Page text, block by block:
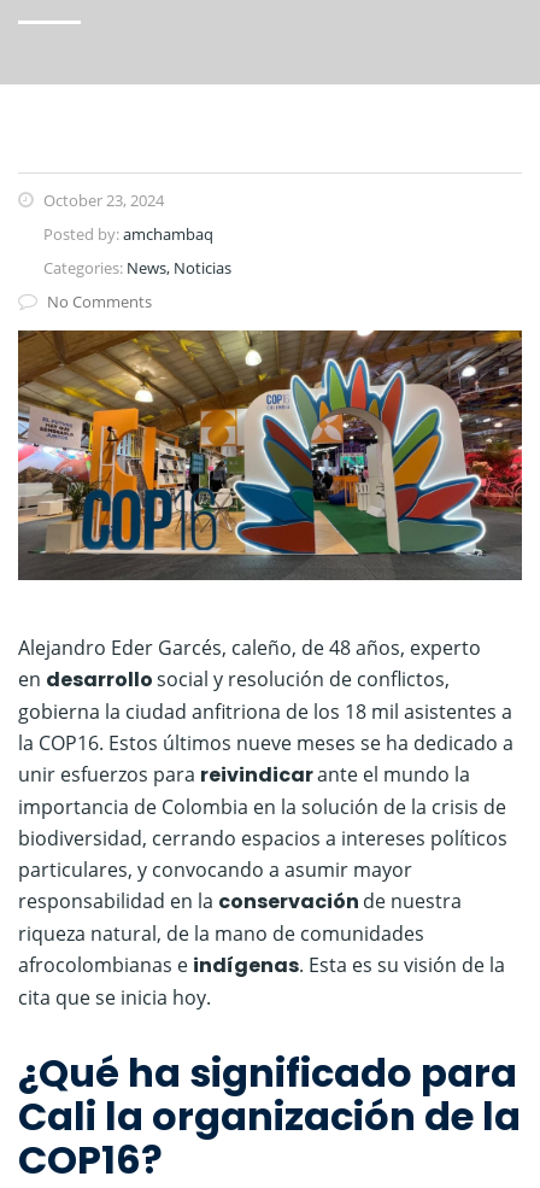
October 23, 2024
Posted by:amchambaq
Categories: News, Noticias
No Comments
Alejandro Eder Garcés, caleño, de 48 años, experto
en desarrollosocial y resolución de conflictos,
gobierna la ciudad anfitriona de los 18 mil asistentes a
la COP16. Estos últimos nueve meses se ha dedicado a
unir esfuerzos para reivindicarante el mundo la
importancia de Colombia en la solución de la crisis de
biodiversidad, cerrando espacios a intereses políticos
particulares, y convocando a asumir mayor
responsabilidad en la conservación de nuestra
riqueza natural, de la mano de comunidades
afrocolombianas e indígenas. Esta es su visión de la
cita que se inicia hoy.
¿Qué ha significado para
Cali la organización de la
COP16?